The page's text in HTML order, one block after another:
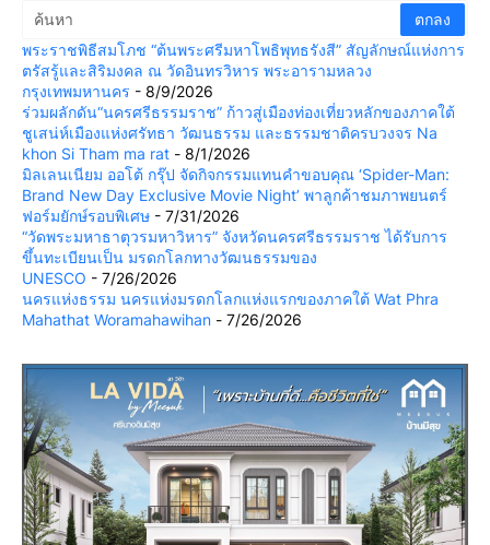
พระราชพิธีสมโภช “ต้นพระศรีมหาโพธิพุทธรังสี” สัญลักษณ์แห่งการ
ตรัสรู้และสิริมงคล ณ วัดอินทรวิหาร พระอารามหลวง
กรุงเทพมหานคร - 8/9/2026
ร่วมผลักดัน“นครศรีธรรมราช” ก้าวสู่เมืองท่องเที่ยวหลักของภาคใต้
ชูเสน่ห์เมืองแห่งศรัทธา วัฒนธรรม และธรรมชาติครบวงจร Na
khon Si Tham ma rat - 8/1/2026
มิลเลนเนียม ออโต้ กรุ๊ป จัดกิจกรรมแทนคำขอบคุณ ‘Spider-Man:
Brand New Day Exclusive Movie Night’ พาลูกค้าชมภาพยนตร์
ฟอร์มยักษ์รอบพิเศษ - 7/31/2026
“วัดพระมหาธาตุวรมหาวิหาร” จังหวัดนครศรีธรรมราช ได้รับการ
ขึ้นทะเบียนเป็น มรดกโลกทางวัฒนธรรมของ
UNESCO - 7/26/2026
นครแห่งธรรม นครแห่งมรดกโลกแห่งแรกของภาคใต้ Wat Phra
Mahathat Woramahawihan - 7/26/2026